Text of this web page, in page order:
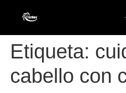
Etiqueta:
cabello con